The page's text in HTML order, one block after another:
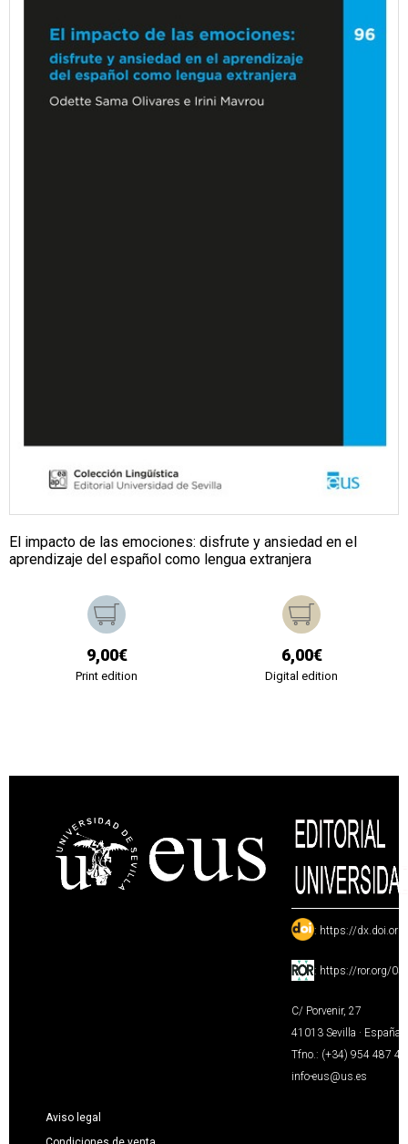
El impacto de las emociones: disfrute y ansiedad en el
aprendizaje del español como lengua extranjera
9,00€
Print edition
6,00€
Digital edition
: https://
: https://ror.org/
C/ Porvenir, 27
41013 Sevilla · España
Tfno.: (+34) 954 487
info-eus@us.es
Aviso legal